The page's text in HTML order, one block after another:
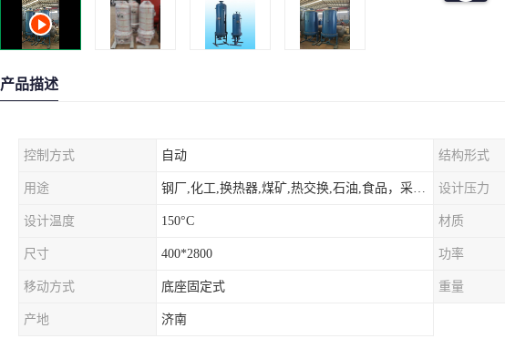
产品描述
控制方式 自动 结构形式
用途 钢厂,化工,换热器,煤矿,热交换,石油,食品，采暖.供热.空调。 设计压力
设计温度 150°C 材质
尺寸 400*2800 功率
移动方式 底座固定式 重量
产地 济南